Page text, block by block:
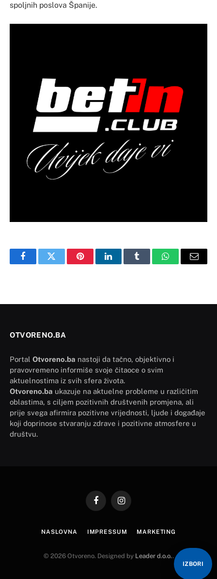
spoljnih poslova Španije.
FacebookTwitter PinterestLinkedInTumblr WhatsAppEmail
OTVORENO.BA
Portal Otvoreno.ba nastoji da tačno, objektivno i
pravovremeno informiše svoje čitaoce o svim
aktuelnostima iz svih sfera života.
Otvoreno.ba ukazuje na aktuelne probleme u različitim
oblastima, s ciljem pozitivnih društvenih promjena, ali
prije svega afirmira pozitivne vrijednosti, ljude i događaje
koji doprinose stvaranju zdrave i pozitivne atmosfere u
društvu.
FacebookInstagram
NASLOVNA IMPRESSUM MARKETING
© 2026 Otvoreno. Designed by Leader d.o.o. .
IZBORI